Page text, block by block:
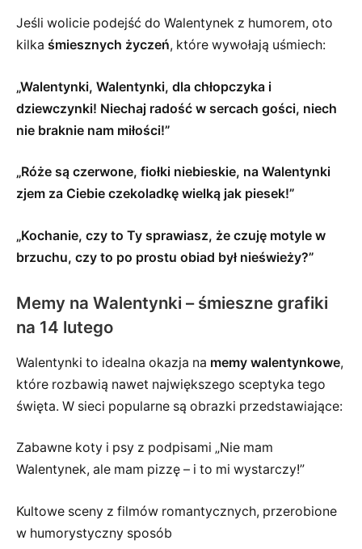
Jeśli wolicie podejść do Walentynek z humorem, oto
kilka śmiesznych życzeń, które wywołają uśmiech:
„Walentynki, Walentynki, dla chłopczyka i
dziewczynki! Niechaj radość w sercach gości, niech
nie braknie nam miłości!”
„Róże są czerwone, fiołki niebieskie, na Walentynki
zjem za Ciebie czekoladkę wielką jak piesek!”
„Kochanie, czy to Ty sprawiasz, że czuję motyle w
brzuchu, czy to po prostu obiad był nieświeży?”
Memy na Walentynki – śmieszne grafiki
na 14 lutego
Walentynki to idealna okazja na memy walentynkowe,
które rozbawią nawet największego sceptyka tego
święta. W sieci popularne są obrazki przedstawiające:
Zabawne koty i psy z podpisami „Nie mam
Walentynek, ale mam pizzę – i to mi wystarczy!”
Kultowe sceny z filmów romantycznych, przerobione
w humorystyczny sposób